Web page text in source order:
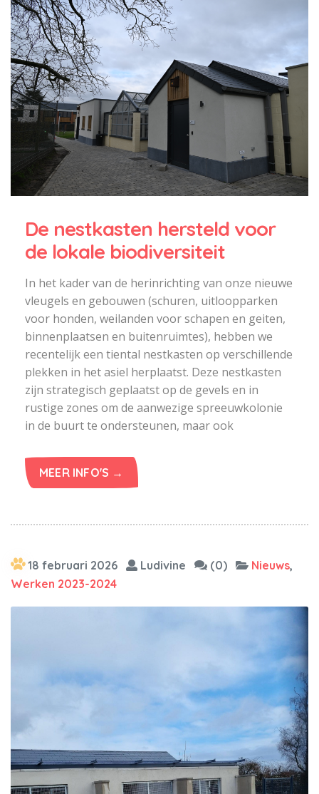
De nestkasten hersteld voor
de lokale biodiversiteit
In het kader van de herinrichting van onze nieuwe
vleugels en gebouwen (schuren, uitloopparken
voor honden, weilanden voor schapen en geiten,
binnenplaatsen en buitenruimtes), hebben we
recentelijk een tiental nestkasten op verschillende
plekken in het asiel herplaatst. Deze nestkasten
zijn strategisch geplaatst op de gevels en in
rustige zones om de aanwezige spreeuwkolonie
in de buurt te ondersteunen, maar ook
MEER INFO'S →
18 februari 2026 Ludivine (0) Nieuws,
Werken 2023-2024